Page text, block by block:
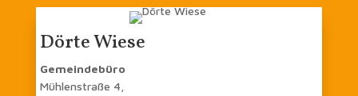
Dörte Wiese
Gemeindebüro
Mühlenstraße 4,